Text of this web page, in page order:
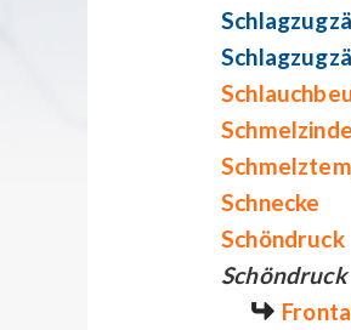
Schnecke
Schöndruck
Schöndruck